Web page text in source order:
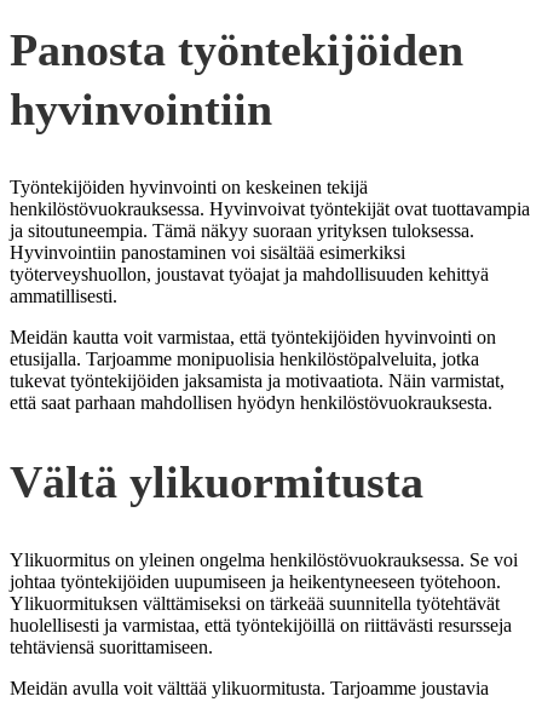
Panosta työntekijöiden
hyvinvointiin
Työntekijöiden hyvinvointi on keskeinen tekijä
henkilöstövuokrauksessa. Hyvinvoivat työntekijät ovat tuottavampia
ja sitoutuneempia. Tämä näkyy suoraan yrityksen tuloksessa.
Hyvinvointiin panostaminen voi sisältää esimerkiksi
työterveyshuollon, joustavat työajat ja mahdollisuuden kehittyä
ammatillisesti.
Meidän kautta voit varmistaa, että työntekijöiden hyvinvointi on
etusijalla. Tarjoamme monipuolisia henkilöstöpalveluita, jotka
tukevat työntekijöiden jaksamista ja motivaatiota. Näin varmistat,
että saat parhaan mahdollisen hyödyn henkilöstövuokrauksesta.
Vältä ylikuormitusta
Ylikuormitus on yleinen ongelma henkilöstövuokrauksessa. Se voi
johtaa työntekijöiden uupumiseen ja heikentyneeseen työtehoon.
Ylikuormituksen välttämiseksi on tärkeää suunnitella työtehtävät
huolellisesti ja varmistaa, että työntekijöillä on riittävästi resursseja
tehtäviensä suorittamiseen.
Meidän avulla voit välttää ylikuormitusta. Tarjoamme joustavia